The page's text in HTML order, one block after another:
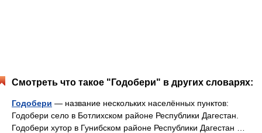
Смотреть что такое "Годобери" в других словарях:
Годобери — название нескольких населённых пунктов:
Годобери село в Ботлихском районе Республики Дагестан.
Годобери хутор в Гунибском районе Республики Дагестан …